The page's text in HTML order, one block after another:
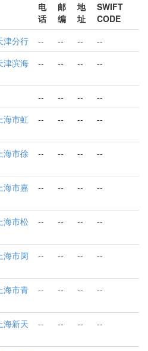
电
话
邮
编
地
址
SWIFT
CODE
津分行 -- -- --
--
津滨海
-- -- -- --
-- -- --
--
海市虹
-- -- -- --
海市徐
-- -- -- --
海市嘉
-- -- -- --
海市松
-- -- -- --
海市闵
-- -- -- --
海市青
-- -- -- --
海新天
-- -- -- --